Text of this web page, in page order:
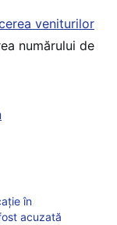
veniturilor
numărului de
în
acuzată